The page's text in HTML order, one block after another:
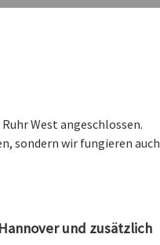
West angeschlossen.
sondern wir fungieren auch
und zusätzlich